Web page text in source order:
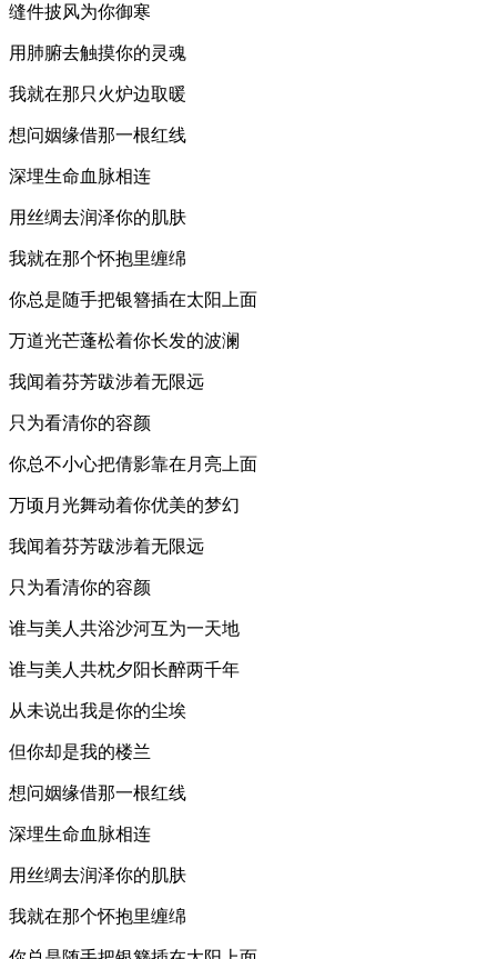
缝件披风为你御寒
用肺腑去触摸你的灵魂
我就在那只火炉边取暖
想问姻缘借那一根红线
深埋生命血脉相连
用丝绸去润泽你的肌肤
我就在那个怀抱里缠绵
你总是随手把银簪插在太阳上面
万道光芒蓬松着你长发的波澜
我闻着芬芳跋涉着无限远
只为看清你的容颜
你总不小心把倩影靠在月亮上面
万顷月光舞动着你优美的梦幻
我闻着芬芳跋涉着无限远
只为看清你的容颜
谁与美人共浴沙河互为一天地
谁与美人共枕夕阳长醉两千年
从未说出我是你的尘埃
但你却是我的楼兰
想问姻缘借那一根红线
深埋生命血脉相连
用丝绸去润泽你的肌肤
我就在那个怀抱里缠绵